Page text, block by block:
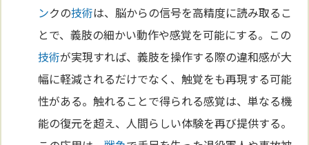
ンクの技術は、脳からの信号を高精度に読み取るこ
とで、義肢の細かい動作や感覚を可能にする。この
技術が実現すれば、義肢を操作する際の違和感が大
幅に軽減されるだけでなく、触覚をも再現する可能
性がある。触れることで得られる感覚は、単なる機
能の復元を超え、人間らしい体験を再び提供する。